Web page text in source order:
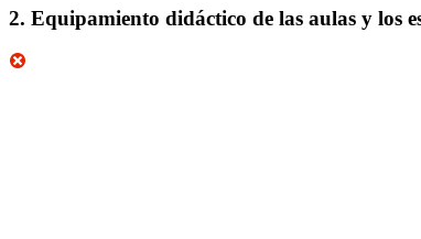
2. Equipamiento didáctico de las aulas y los